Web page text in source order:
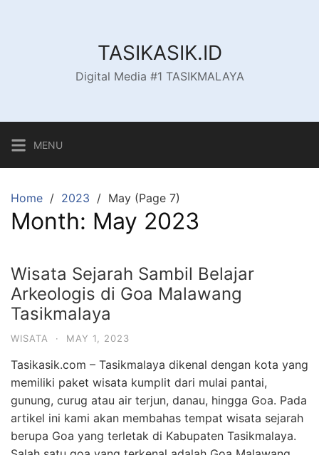
TASIKASIK.ID
Digital Media #1 TASIKMALAYA
MENU
Home 2023 May (Page 7)
Month: May 2023
Wisata Sejarah Sambil Belajar
Arkeologis di Goa Malawang
Tasikmalaya
WISATA · MAY 1, 2023
Tasikasik.com – Tasikmalaya dikenal dengan kota yang
memiliki paket wisata kumplit dari mulai pantai,
gunung, curug atau air terjun, danau, hingga Goa. Pada
artikel ini kami akan membahas tempat wisata sejarah
berupa Goa yang terletak di Kabupaten Tasikmalaya.